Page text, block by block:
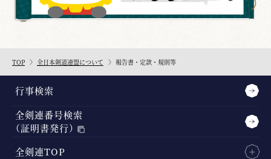
TOP 全日本剣道連盟について 報告書・定款・規則等
行事検索
全剣連番号検索
（証明書発行）
全剣連TOP